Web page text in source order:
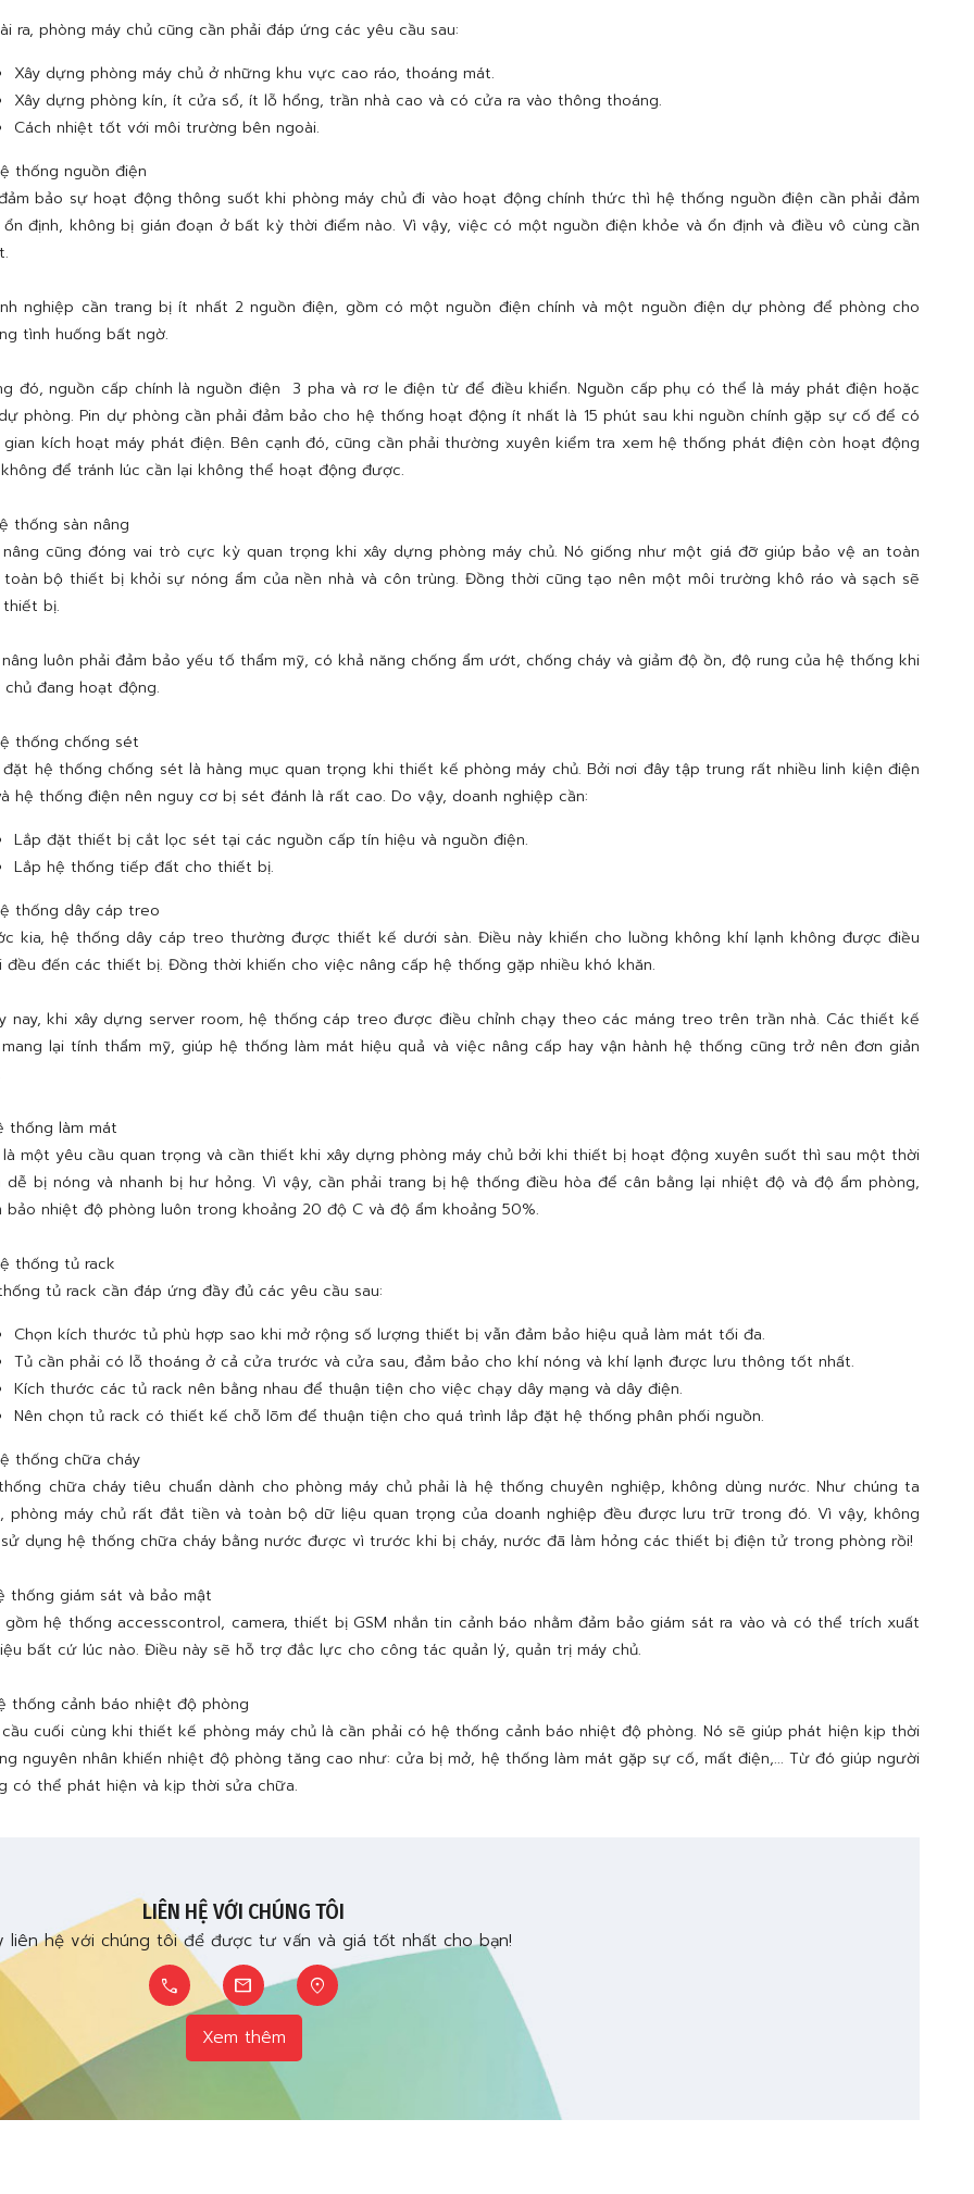
ra, phòng máy chủ cũng cần phải đáp ứng các yêu cầu sau:
Xây dựng phòng máy chủ ở những khu vực cao ráo, thoáng mát.
Xây dựng phòng kín, ít cửa sổ, ít lỗ hổng, trần nhà cao và có cửa ra vào thông thoáng.
Cách nhiệt tốt với môi trường bên ngoài.
thống nguồn điện
bảo sự hoạt động thông suốt khi phòng máy chủ đi vào hoạt động chính thức thì hệ thống nguồn điện cần phải đảm
định, không bị gián đoạn ở bất kỳ thời điểm nào. Vì vậy, việc có một nguồn điện khỏe và ổn định và điều vô cùng cần
nghiệp cần trang bị ít nhất 2 nguồn điện, gồm có một nguồn điện chính và một nguồn điện dự phòng để phòng cho
tình huống bất ngờ.
đó, nguồn cấp chính là nguồn điện 3 pha và rơ le điện từ để điều khiển. Nguồn cấp phụ có thể là máy phát điện hoặc
phòng. Pin dự phòng cần phải đảm bảo cho hệ thống hoạt động ít nhất là 15 phút sau khi nguồn chính gặp sự cố để có
kích hoạt máy phát điện. Bên cạnh đó, cũng cần phải thường xuyên kiểm tra xem hệ thống phát điện còn hoạt động
để tránh lúc cần lại không thể hoạt động được.
thống sàn nâng
nâng cũng đóng vai trò cực kỳ quan trọng khi xây dựng phòng máy chủ. Nó giống như một giá đỡ giúp bảo vệ an toàn
toàn bộ thiết bị khỏi sự nóng ẩm của nền nhà và côn trùng. Đồng thời cũng tạo nên một môi trường khô ráo và sạch sẽ
bị.
nâng luôn phải đảm bảo yếu tố thẩm mỹ, có khả năng chống ẩm ướt, chống cháy và giảm độ ồn, độ rung của hệ thống khi
chủ đang hoạt động.
thống chống sét
hệ thống chống sét là hàng mục quan trọng khi thiết kế phòng máy chủ. Bởi nơi đây tập trung rất nhiều linh kiện điện
hệ thống điện nên nguy cơ bị sét đánh là rất cao. Do vậy, doanh nghiệp cần:
Lắp đặt thiết bị cắt lọc sét tại các nguồn cấp tín hiệu và nguồn điện.
Lắp hệ thống tiếp đất cho thiết bị.
thống dây cáp treo
kia, hệ thống dây cáp treo thường được thiết kế dưới sàn. Điều này khiến cho luồng không khí lạnh không được điều
đều đến các thiết bị. Đồng thời khiến cho việc nâng cấp hệ thống gặp nhiều khó khăn.
nay, khi xây dựng server room, hệ thống cáp treo được điều chỉnh chạy theo các máng treo trên trần nhà. Các thiết kế
lại tính thẩm mỹ, giúp hệ thống làm mát hiệu quả và việc nâng cấp hay vận hành hệ thống cũng trở nên đơn giản
thống làm mát
một yêu cầu quan trọng và cần thiết khi xây dựng phòng máy chủ bởi khi thiết bị hoạt động xuyên suốt thì sau một thời
dễ bị nóng và nhanh bị hư hỏng. Vì vậy, cần phải trang bị hệ thống điều hòa để cân bằng lại nhiệt độ và độ ẩm phòng,
bảo nhiệt độ phòng luôn trong khoảng 20 độ C và độ ẩm khoảng 50%.
thống tủ rack
tủ rack cần đáp ứng đầy đủ các yêu cầu sau:
Chọn kích thước tủ phù hợp sao khi mở rộng số lượng thiết bị vẫn đảm bảo hiệu quả làm mát tối đa.
Tủ cần phải có lỗ thoáng ở cả cửa trước và cửa sau, đảm bảo cho khí nóng và khí lạnh được lưu thông tốt nhất.
Kích thước các tủ rack nên bằng nhau để thuận tiện cho việc chạy dây mạng và dây điện.
Nên chọn tủ rack có thiết kế chỗ lõm để thuận tiện cho quá trình lắp đặt hệ thống phân phối nguồn.
thống chữa cháy
chữa cháy tiêu chuẩn dành cho phòng máy chủ phải là hệ thống chuyên nghiệp, không dùng nước. Như chúng ta
phòng máy chủ rất đắt tiền và toàn bộ dữ liệu quan trọng của doanh nghiệp đều được lưu trữ trong đó. Vì vậy, không
dụng hệ thống chữa cháy bằng nước được vì trước khi bị cháy, nước đã làm hỏng các thiết bị điện tử trong phòng rồi!
thống giám sát và bảo mật
gồm hệ thống accesscontrol, camera, thiết bị GSM nhắn tin cảnh báo nhằm đảm bảo giám sát ra vào và có thể trích xuất
bất cứ lúc nào. Điều này sẽ hỗ trợ đắc lực cho công tác quản lý, quản trị máy chủ.
thống cảnh báo nhiệt độ phòng
cầu cuối cùng khi thiết kế phòng máy chủ là cần phải có hệ thống cảnh báo nhiệt độ phòng. Nó sẽ giúp phát hiện kịp thời
nguyên nhân khiến nhiệt độ phòng tăng cao như: cửa bị mở, hệ thống làm mát gặp sự cố, mất điện,... Từ đó giúp người
có thể phát hiện và kịp thời sửa chữa.
LIÊN HỆ VỚI CHÚNG TÔI
liên hệ với chúng tôi để được tư vấn và giá tốt nhất cho bạn!
call
mail location_on
Xem thêm